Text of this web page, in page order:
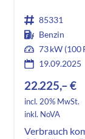
85331
Benzin
73 kW (100
19.09.2025
22.225,– €
incl. 20% MwSt.
inkl. NoVA
Verbrauch